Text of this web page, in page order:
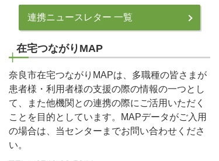
連携ニュースレター 一覧
在宅つながりMAP
奈良市在宅つながりMAPは、多職種の皆さまが
患者様・利用者様の支援の際の情報の一つとし
て、また他機関との連携の際にご活用いただく
ことを目的としています。MAPデータがご入用
の場合は、当センターまでお問い合わせくださ
い。